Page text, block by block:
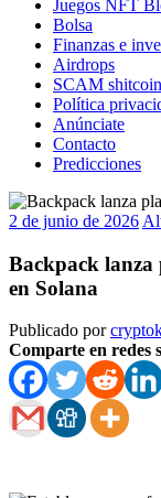
Juegos NFT
Bolsa
Finanzas e
Airdrops
SCAM
Política
Anúnciate
Contacto
Predicciones
2 de junio de 2026
Backpack lanza
en Solana
Publicado por
Comparte en redes